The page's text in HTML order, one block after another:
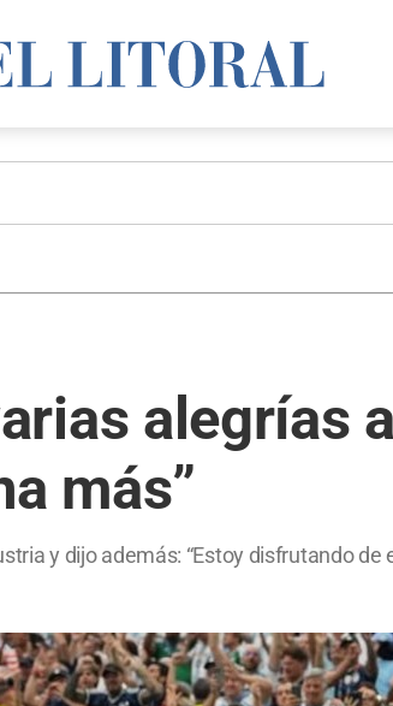
alegrías
más”
y dijo además: “Estoy disfrutando